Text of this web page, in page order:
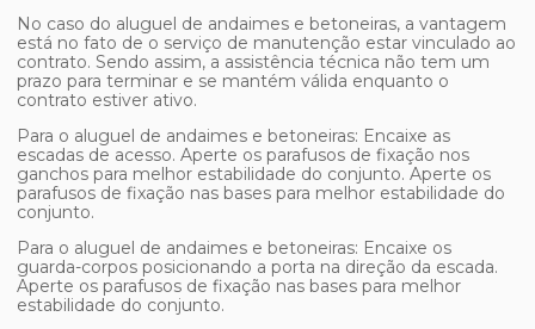
No caso do aluguel de andaimes e betoneiras, a vantagem
está no fato de o serviço de manutenção estar vinculado ao
contrato. Sendo assim, a assistência técnica não tem um
prazo para terminar e se mantém válida enquanto o
contrato estiver ativo.
Para o aluguel de andaimes e betoneiras: Encaixe as
escadas de acesso. Aperte os parafusos de fixação nos
ganchos para melhor estabilidade do conjunto. Aperte os
parafusos de fixação nas bases para melhor estabilidade do
conjunto.
Para o aluguel de andaimes e betoneiras: Encaixe os
guarda-corpos posicionando a porta na direção da escada.
Aperte os parafusos de fixação nas bases para melhor
estabilidade do conjunto.